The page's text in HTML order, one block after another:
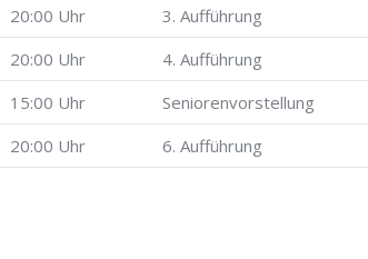
20:00 Uhr
3. Aufführung
20:00 Uhr
4. Aufführung
15:00 Uhr
Seniorenvorstellung
20:00 Uhr 6. Aufführung